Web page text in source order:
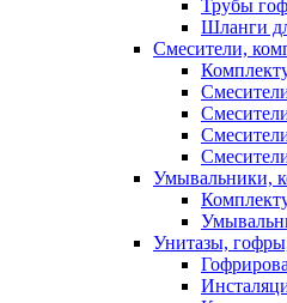
Трубы
Шланги
Смесители,
Умывальники,
Унитазы,